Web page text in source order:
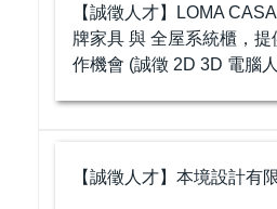
【誠徵人才】LOMA
牌家具 與 全屋系統櫃，
作機會 (誠徵 2D 3D 電腦
【誠徵人才】本境設計有